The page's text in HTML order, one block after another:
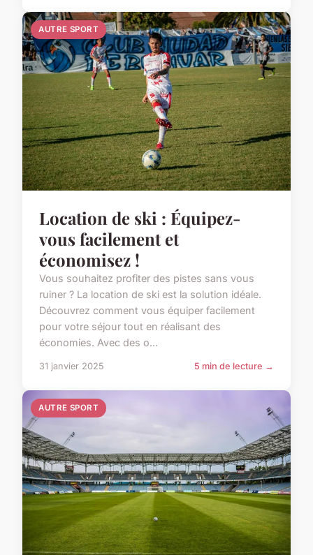
AUTRE SPORT
Location de ski : Équipez-
vous facilement et
économisez !
Vous souhaitez profiter des pistes sans vous
ruiner ? La location de ski est la solution idéale.
Découvrez comment vous équiper facilement
pour votre séjour tout en réalisant des
économies. Avec des o...
31 janvier 2025 5 min de lecture →
AUTRE SPORT